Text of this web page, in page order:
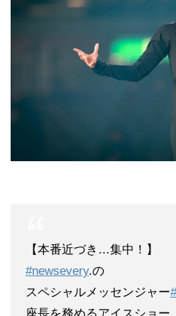
【本番近づき…集中！】
#newsevery.の
スペシャルメッセンジャー